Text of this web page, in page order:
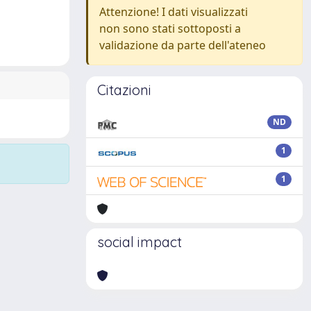
Attenzione! I dati visualizzati
non sono stati sottoposti a
validazione da parte dell'ateneo
Citazioni
ND
1
1
social impact